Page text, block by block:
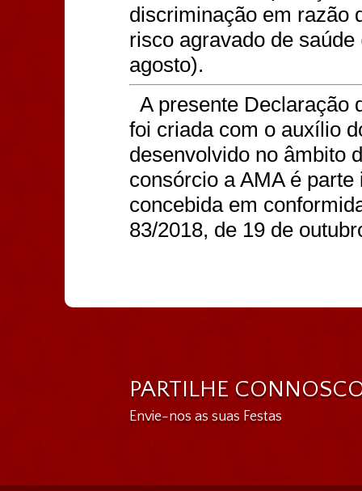
discriminação em razão
risco agravado de
agosto).
A presente Declaração
foi criada com o auxílio
desenvolvido no âmbito
consórcio a AMA é
concebida em
83/2018, de 19 de
PARTILHE
Envie-nos as suas Festas